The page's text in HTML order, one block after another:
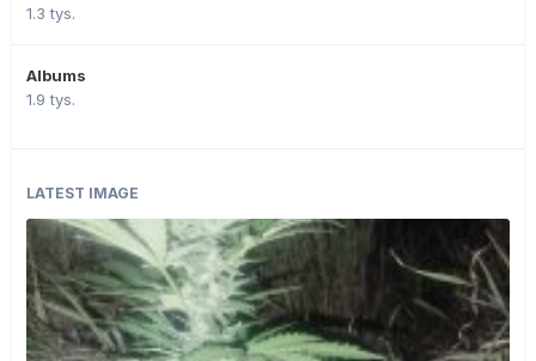
1.3 tys.
Albums
1.9 tys.
LATEST IMAGE